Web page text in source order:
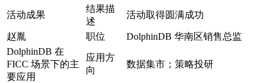
活动成果
结果描
述
活动取得圆满成功
赵胤 职位
DolphinDB 华南区销售总监
DolphinDB 在
FICC 场景下的主
要应用
应用方
向
数据集市；策略投研